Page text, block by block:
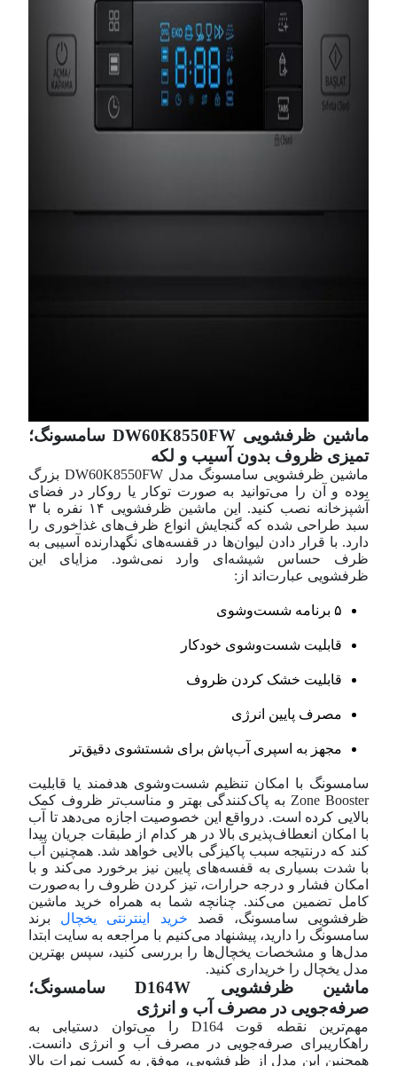
ماشین ظرفشویی DW60K8550FW سامسونگ؛
تمیزی ظروف بدون آسیب و لکه
ماشین ظرفشویی سامسونگ مدل DW60K8550FW بزرگ
بوده و آن را می‌توانید به صورت توکار یا روکار در فضای
آشپزخانه نصب کنید. این ماشین ظرفشویی ۱۴ نفره با ۳
سبد طراحی شده که گنجایش انواع ظرف‌های غذا‌خوری را
دارد. با قرار دادن لیوان‌ها در قفسه‌های نگهدارنده آسیبی به
ظرف حساس شیشه‌ای وارد نمی‌شود. مزایای این
ظرفشویی عبارت‌اند از:
۵ برنامه شست‌و‌شوی
قابلیت شست‌و‌شوی خودکار
قابلیت خشک کردن ظروف
مصرف پایین انرژی
مجهز به اسپری آب‌پاش برای شستشوی دقیق‌تر
سامسونگ با امکان تنظیم شست‌و‌شوی هدفمند یا قابلیت
Zone Booster به پاک‌کنندگی بهتر و مناسب‌تر ظروف کمک
بالایی کرده است. در‌واقع این خصوصیت اجازه می‌دهد تا آب
با امکان انعطاف‌پذیری بالا در هر کدام از طبقات جریان پیدا
کند که در‌نتیجه سبب پاکیزگی بالایی خواهد شد. همچنین آب
با شدت بسیاری به قفسه‌های پایین نیز برخورد می‌کند و با
امکان فشار و درجه حرارات، تیز کردن ظروف را به‌صورت
کامل تضمین می‌کند. چنانچه شما به همراه خرید ماشین
ظرفشویی سامسونگ، قصد خرید اینترنتی یخچال برند
سامسونگ را دارید، پیشنهاد می‌کنیم با مراجعه به سایت ابتدا
مدل‌ها و مشخصات یخچال‌ها را بررسی کنید، سپس بهترین
مدل یخچال را خریداری کنید.
ماشین ظرفشویی D164W سامسونگ؛
صرفه‌جویی در مصرف آب و انرژی
مهم‌ترین نقطه قوت D164 را می‌توان دستیابی به
راهکاریبرای صرفه‌جویی در مصرف آب و انرژی دانست.
همچنین این مدل از ظرفشویی، موفق به کسب نمرات بالا